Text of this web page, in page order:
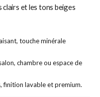
clairs et les tons beiges
touche minérale
chambre ou espace de
finition lavable et premium.